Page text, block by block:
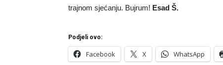
trajnom sjećanju. Bujrum! Esad Š.
Podjeli ovo:
Facebook X WhatsApp